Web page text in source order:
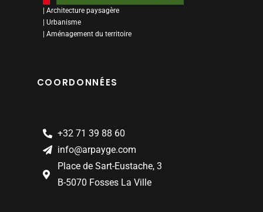
| Architecture paysagère
| Urbanisme
| Aménagement du territoire
COORDONNÉES
+32 71 39 88 60
info@arpayge.com
Place de Sart-Eustache, 3
B-5070 Fosses La Ville